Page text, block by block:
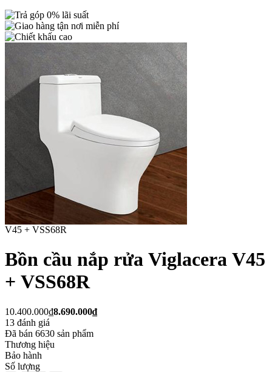
V45 + VSS68R
Bồn cầu nắp rửa Viglacera V45
+ VSS68R
10.400.000₫8.690.000₫
13 đánh giá
Đã bán 6630 sản phẩm
Thương hiệu
Bảo hành
Số lượng